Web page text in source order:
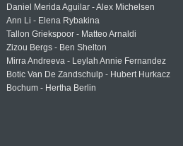
Daniel Merida Aguilar - Alex Michelsen
Ann Li - Elena Rybakina
Tallon Griekspoor - Matteo Arnaldi
Zizou Bergs - Ben Shelton
Mirra Andreeva - Leylah Annie Fernandez
Botic Van De Zandschulp - Hubert Hurkacz
Bochum - Hertha Berlin